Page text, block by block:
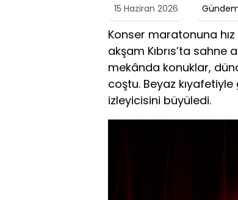
15 Haziran 2026
Konser maratonuna
akşam Kıbrıs’ta
mekânda konuklar,
coştu. Beyaz
izleyicisini büyüledi.